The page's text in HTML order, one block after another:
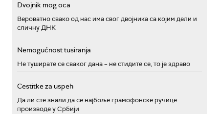
Dvojnik mog oca
Вероватно свако од нас има свог двојника са којим дели и
сличну ДНК
Nemogućnost tusiranja
Не туширате се сваког дана – не стидите се, то је здраво
Cestitke za uspeh
Да ли сте знали да се најбоље грамофонске ручице
производе у Србији